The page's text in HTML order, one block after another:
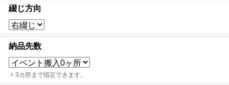
綴じ方向
納品先数
3カ所まで指定できます。